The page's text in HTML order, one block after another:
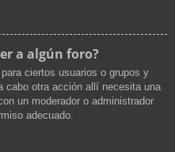
a algún foro?
ciertos usuarios o grupos y
cabo otra acción allí necesita una
un moderador o administrador
adecuado.